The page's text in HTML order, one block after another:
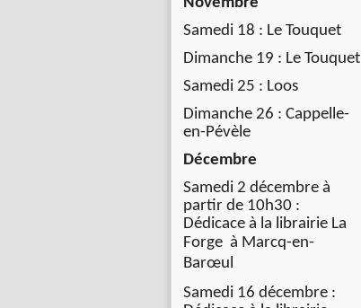
Samedi 18 : Le Touquet
Dimanche 19 : Le Touquet
Samedi 25 : Loos
Dimanche 26 : Cappelle-
en-Pévèle
Décembre
Samedi 2 décembre à
partir de 10h30 :
Dédicace à la librairie La
Forge à Marcq-en-
Barœul
Samedi 16 décembre :